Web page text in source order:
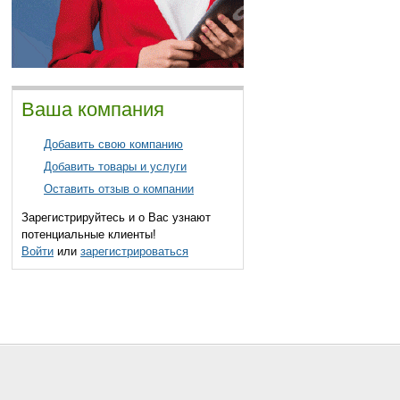
Ваша компания
Добавить свою компанию
Добавить товары и услуги
Оставить отзыв о компании
Зарегистрируйтесь и о Вас узнают
потенциальные клиенты!
Войти или зарегистрироваться